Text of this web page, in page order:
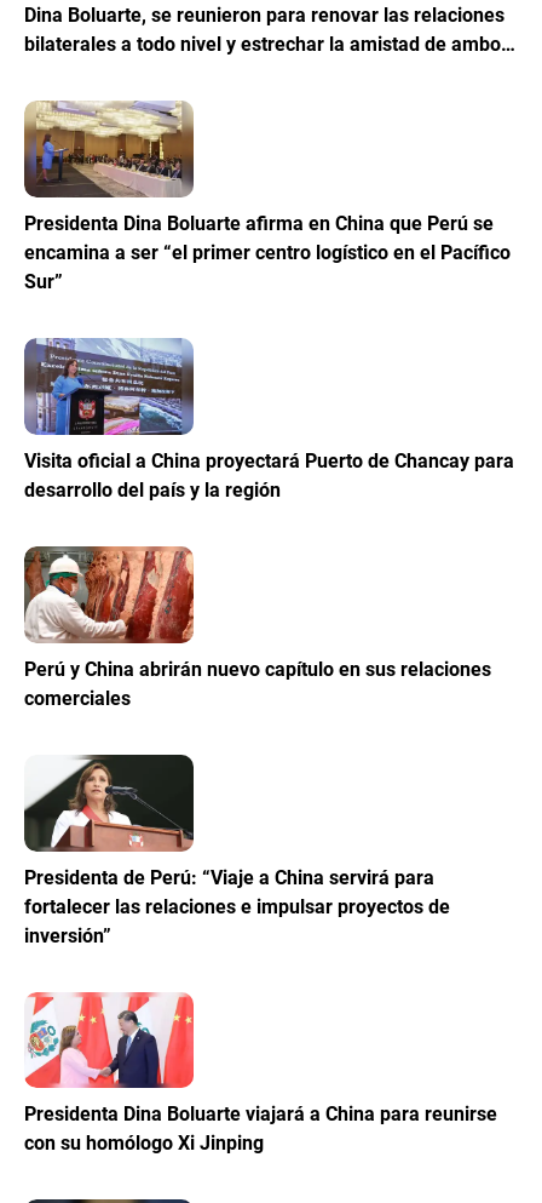
Dina Boluarte, se reunieron para renovar las relaciones
bilaterales a todo nivel y estrechar la amistad de ambos
Presidenta Dina Boluarte afirma en China que Perú se
encamina a ser “el primer centro logístico en el Pacífico
Sur”
Visita oficial a China proyectará Puerto de Chancay para
desarrollo del país y la región
Perú y China abrirán nuevo capítulo en sus relaciones
comerciales
Presidenta de Perú: “Viaje a China servirá para
fortalecer las relaciones e impulsar proyectos de
inversión”
Presidenta Dina Boluarte viajará a China para reunirse
con su homólogo Xi Jinping